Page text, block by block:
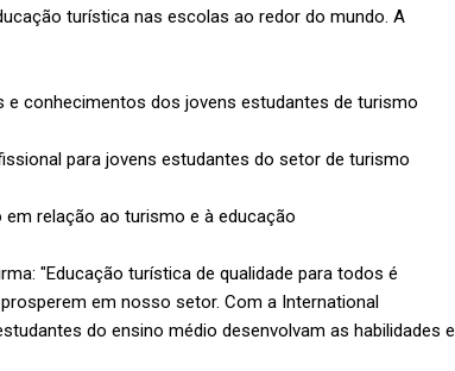
turística nas escolas ao redor do mundo. A
e conhecimentos dos jovens estudantes de turismo
para jovens estudantes do setor de turismo
relação ao turismo e à educação
"Educação turística de qualidade para todos é
em nosso setor. Com a International
do ensino médio desenvolvam as habilidades e